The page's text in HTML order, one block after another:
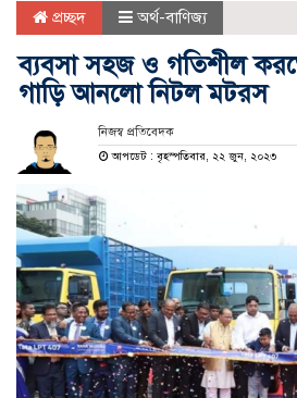
প্রচ্ছদ অর্থ-বাণিজ্য
ব্যবসা সহজ ও গতিশীল
গাড়ি আনলো নিটল মটরস
নিজস্ব প্রতিবেদক
আপডেট : বৃহস্পতিবার, ২২ জুন, ২০২৩